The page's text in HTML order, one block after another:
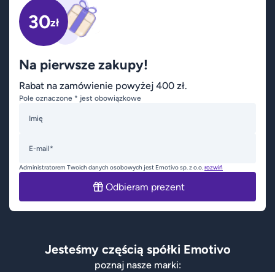
30zł
Na pierwsze zakupy!
Rabat na zamówienie powyżej 400 zł.
Pole oznaczone * jest obowiązkowe
Imię
E-mail*
Administratorem Twoich danych osobowych jest Emotivo sp. z o.o.rozwiń
Odbieram prezent
Jesteśmy częścią spółki Emotivo
poznaj nasze marki: